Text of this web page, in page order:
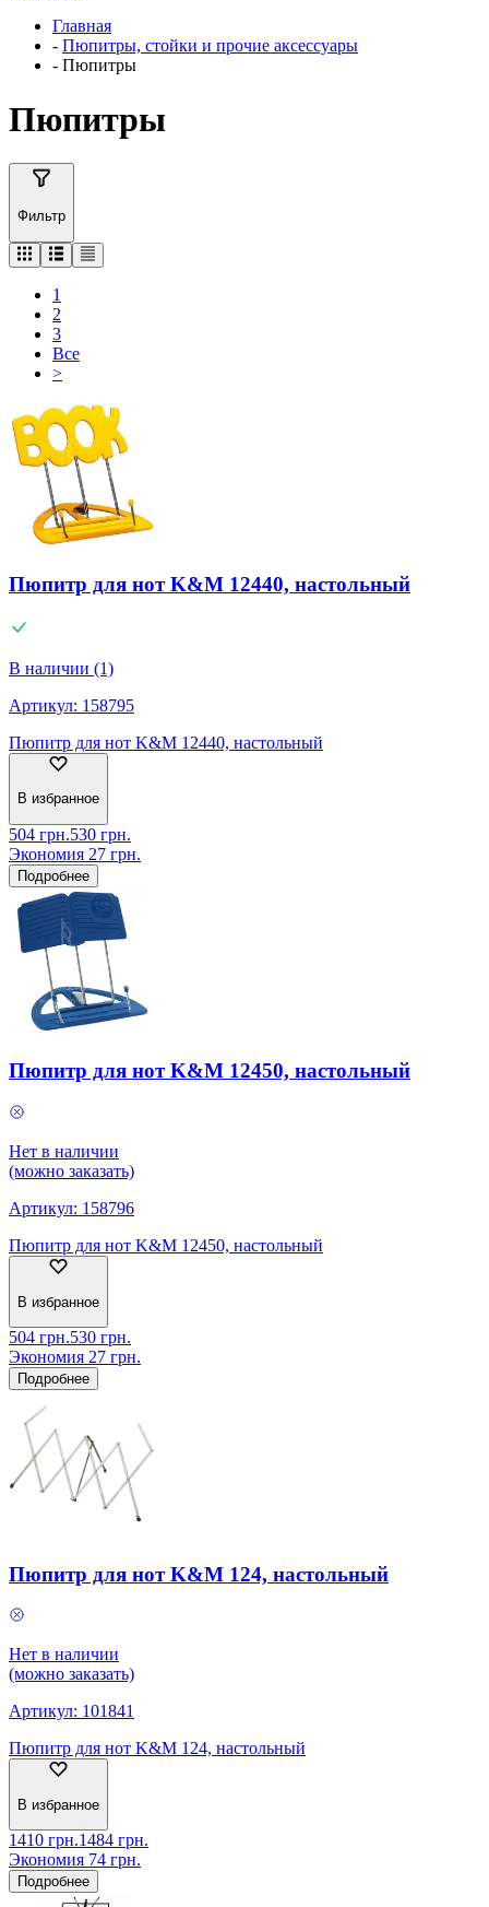
Главная
- Пюпитры, стойки и прочие аксессуары
- Пюпитры
Пюпитры
Фильтр
1
2
3
Все
>
Пюпитр для нот K&M 12440, настольный
В наличии (1)
Артикул: 158795
Пюпитр для нот K&M 12440, настольный
В избранное
504 грн.530 грн.
Экономия 27 грн.
Подробнее
Пюпитр для нот K&M 12450, настольный
Нет в наличии
(можно заказать)
Артикул: 158796
Пюпитр для нот K&M 12450, настольный
В избранное
504 грн.530 грн.
Экономия 27 грн.
Подробнее
Пюпитр для нот K&M 124, настольный
Нет в наличии
(можно заказать)
Артикул: 101841
Пюпитр для нот K&M 124, настольный
В избранное
1410 грн.1484 грн.
Экономия 74 грн.
Подробнее